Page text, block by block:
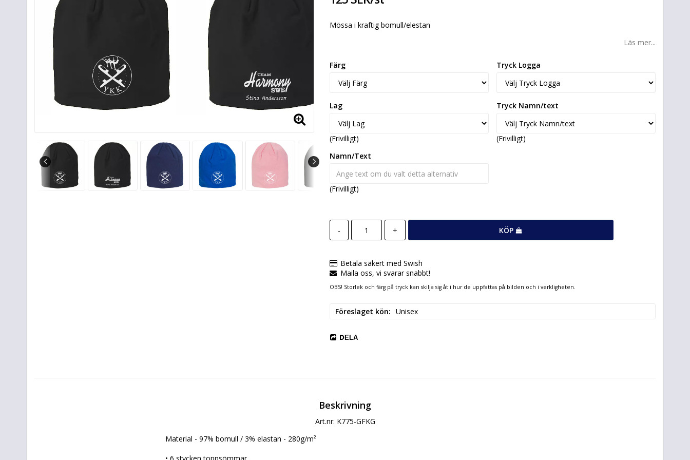
Mössa i kraftig bomull/elestan
Läs mer...
Färg Tryck Logga
Lag
(Frivilligt)
Tryck Namn/text
(Frivilligt)
Namn/Text
(Frivilligt)
- + KÖP
Betala säkert med Swish
Maila oss, vi svarar snabbt!
OBS! Storlek och färg på tryck kan skilja sig åt i hur de uppfattas på bilden och i verkligheten.
Föreslaget kön Unisex
DELA
Beskrivning
Art.nr: K775-GFKG
Material - 97% bomull / 3% elastan - 280g/m²
• 6 stycken toppsömmar